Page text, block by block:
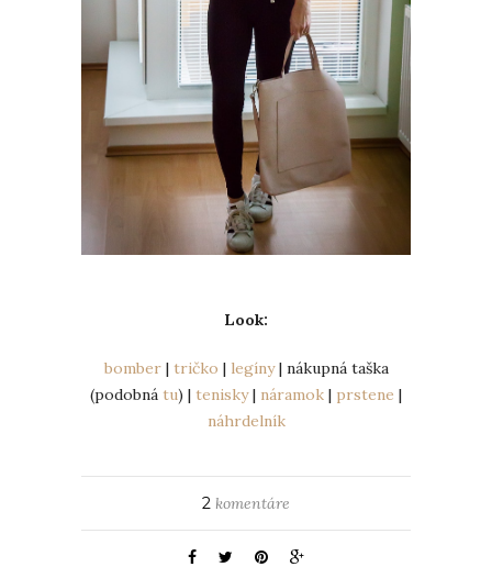
Look:
bomber| tričko | legíny| nákupná taška
(podobná tu) | tenisky| náramok | prstene |
náhrdelník
2 komentáre